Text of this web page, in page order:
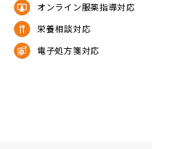
オンライン服薬指導対応
栄養相談対応
電子処方箋対応